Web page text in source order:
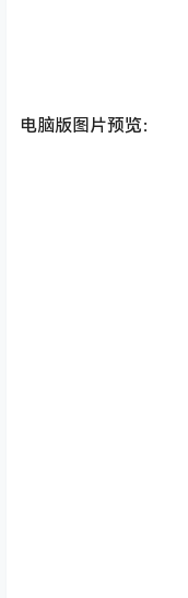
电脑版图片预览：